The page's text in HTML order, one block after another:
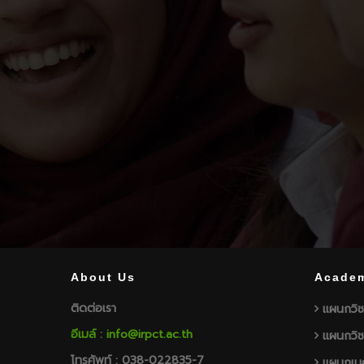
About Us
ติดต่อเรา
อีเมล์ : info@irpct.ac.th
โทรศัพท์ : 038-022835-7
แผนกวิ
แผนกวิ